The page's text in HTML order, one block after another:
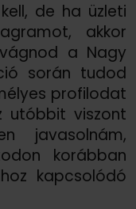
de ha üzleti
akkor
a Nagy
során tudod
profilodat
utóbbit viszont
javasolnám,
korábban
kapcsolódó